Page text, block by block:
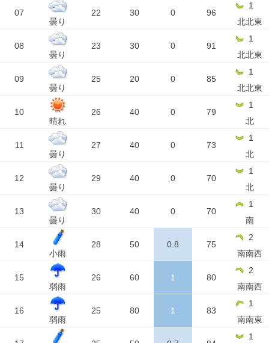
07
曇り
22 30 0 96
1
北北東
08
曇り
23 30 0 91
1
北北東
09
曇り
25 20 0 85
1
北北東
10
晴れ
26 40 0 79
1
北
11
曇り
27 40 0 73
1
北
12
曇り
29 40 0 70
1
北
13
曇り
30 40 0 70
1
南
14
小雨
28 50 0.8 75
2
南南西
15
弱雨
26 60 1 80
2
南南西
16
弱雨
25 80 1 83
1
南南東
1